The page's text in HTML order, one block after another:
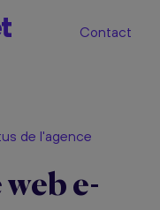
Contact
de l'agence
e-